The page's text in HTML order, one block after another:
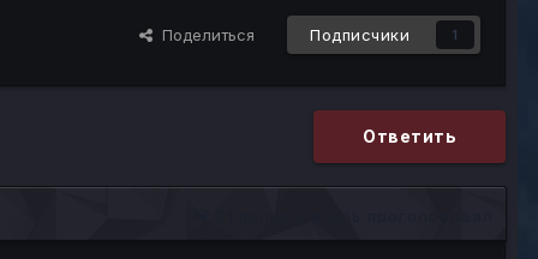
Поделиться Подписчики 1
Ответить